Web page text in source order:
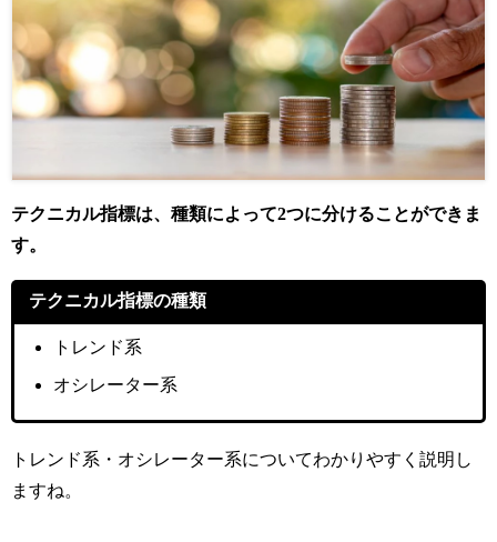
テクニカル指標は、種類によって2つに分けることができま
す。
テクニカル指標の種類
トレンド系
オシレーター系
トレンド系・オシレーター系についてわかりやすく説明し
ますね。